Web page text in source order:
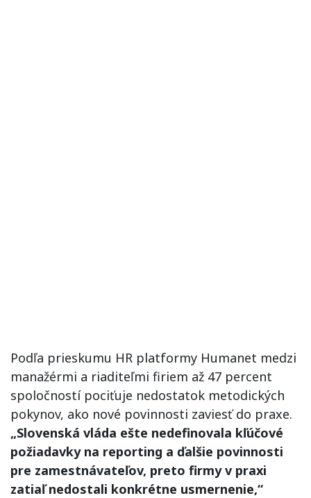
Podľa prieskumu HR platformy Humanet medzi
manažérmi a riaditeľmi firiem až 47 percent
spoločností pociťuje nedostatok metodických
pokynov, ako nové povinnosti zaviesť do praxe.
„Slovenská vláda ešte nedefinovala kľúčové
požiadavky na reporting a ďalšie povinnosti
pre zamestnávateľov, preto firmy v praxi
zatiaľ nedostali konkrétne usmernenie,“